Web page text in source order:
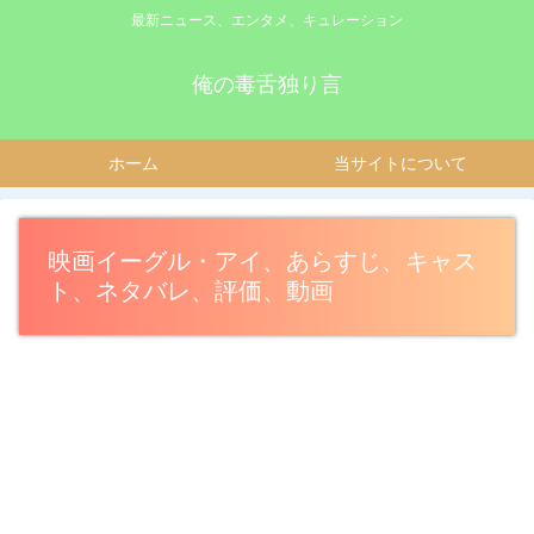
最新ニュース、エンタメ、キュレーション
俺の毒舌独り言
ホーム 当サイトについて
映画イーグル・アイ、あらすじ、キャス
ト、ネタバレ、評価、動画